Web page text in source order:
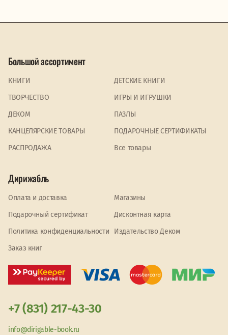
Большой ассортимент
КНИГИ
ДЕТСКИЕ КНИГИ
ТВОРЧЕСТВО
ИГРЫ И ИГРУШКИ
ДЕКОМ
ПАЗЛЫ
КАНЦЕЛЯРСКИЕ ТОВАРЫ
ПОДАРОЧНЫЕ СЕРТИФИКАТЫ
PАСПРОДАЖА
Все товары
Дирижабль
Оплата и доставка
Магазины
Подарочный сертификат
Дисконтная карта
Политика конфиденциальности
Издательство Деком
Заказ книг
+7 (831) 217-43-30
info@dirigable-book.ru